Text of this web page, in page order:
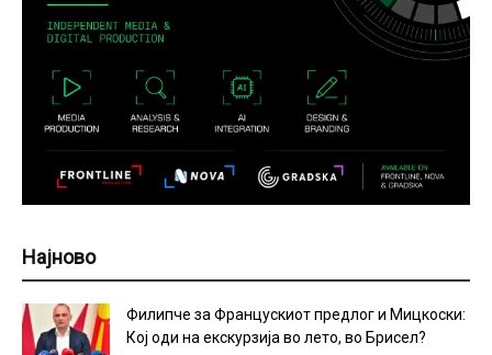
Најново
Филипче за Францускиот предлог и Мицкоски:
Кој оди на екскурзија во лето, во Брисел?